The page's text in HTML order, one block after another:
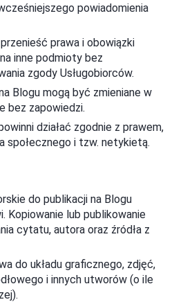
powiadomienia
prawa i obowiązki
inne podmioty bez
zgody Usługobiorców.
Blogu mogą być zmieniane w
bez zapowiedzi.
działać zgodnie z prawem,
społecznego i tzw. netykietą.
do publikacji na Blogu
Kopiowanie lub publikowanie
cytatu, autora oraz źródła z
do układu graficznego, zdjęć,
i innych utworów (o ile